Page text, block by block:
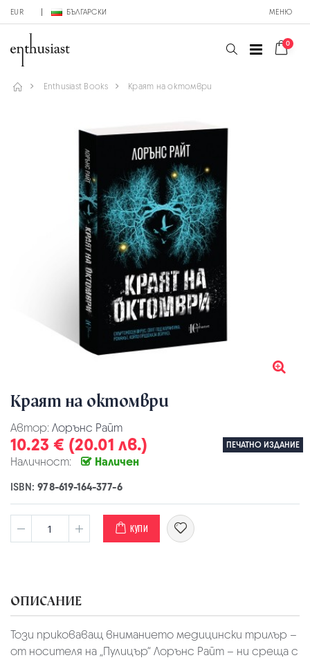
EUR БЪЛГАРСКИ МЕНЮ
0
Enthusiast Books Краят на октомври
Краят на октомври
Автор: Лорънс Райт
10.23 € (20.01 лв.) ПЕЧАТНО ИЗДАНИЕ
Наличност: Наличен
ISBN:978-619-164-377-6
КУПИ
ОПИСАНИЕ
Този приковаващ вниманието медицински трилър –
от носителя на „Пулицър“ Лорънс Райт – ни среща с